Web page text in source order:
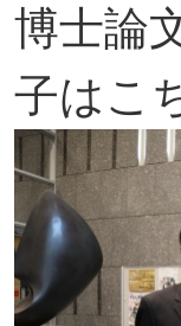
博士論
子はこ